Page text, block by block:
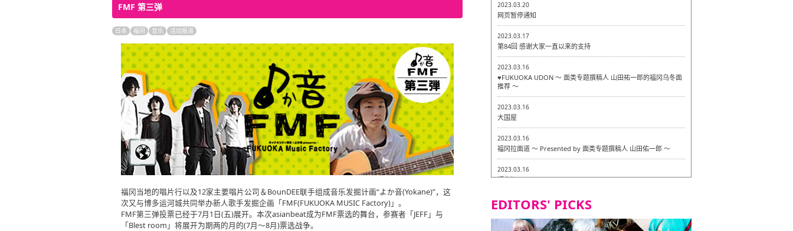
FMF 第三弹
日本 福冈 音乐 活动报道
福冈当地的唱片行以及12家主要唱片公司＆BounDEE联手组成音乐发掘计画“よか音(Yokane)”，这
次又与博多运河城共同举办新人歌手发掘企画「FMF(FUKUOKA MUSIC Factory)」。
FMF第三弹投票已经于7月1日(五)展开。本次asianbeat成为FMF票选的舞台，参赛者「JEFF」与
「Blest room」将展开为期两的月的(7月～8月)票选战争。
2023.03.20
网页暂停通知
2023.03.17
第84回 感谢大家一直以来的支持
2023.03.16
♥FUKUOKA UDON ～ 面类专题撰稿人 山田祐一郎的福冈乌冬面
推荐 ～
2023.03.16
大国屋
2023.03.16
福冈拉面道 〜 Presented by 面类专题撰稿人 山田佑一郎 〜
2023.03.16
福龙轩
2023.03.07
Isogiyokarazu 博多总店 〜 严格素食主义・素食主义者的菜单试
的试吃之旅 in 福冈市！〜
EDITORS' PICKS